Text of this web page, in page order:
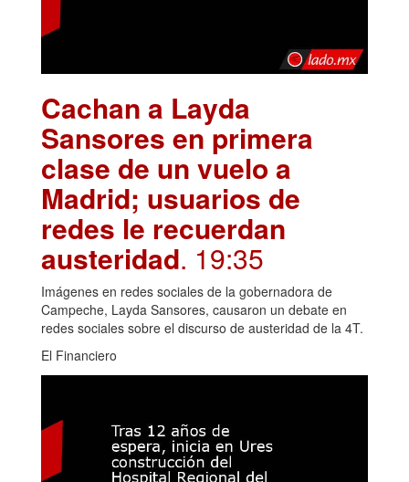
Cachan a Layda
Sansores en primera
clase de un vuelo a
Madrid; usuarios de
redes le recuerdan
austeridad. 19:35
Imágenes en redes sociales de la gobernadora de
Campeche, Layda Sansores, causaron un debate en
redes sociales sobre el discurso de austeridad de la 4T.
El Financiero